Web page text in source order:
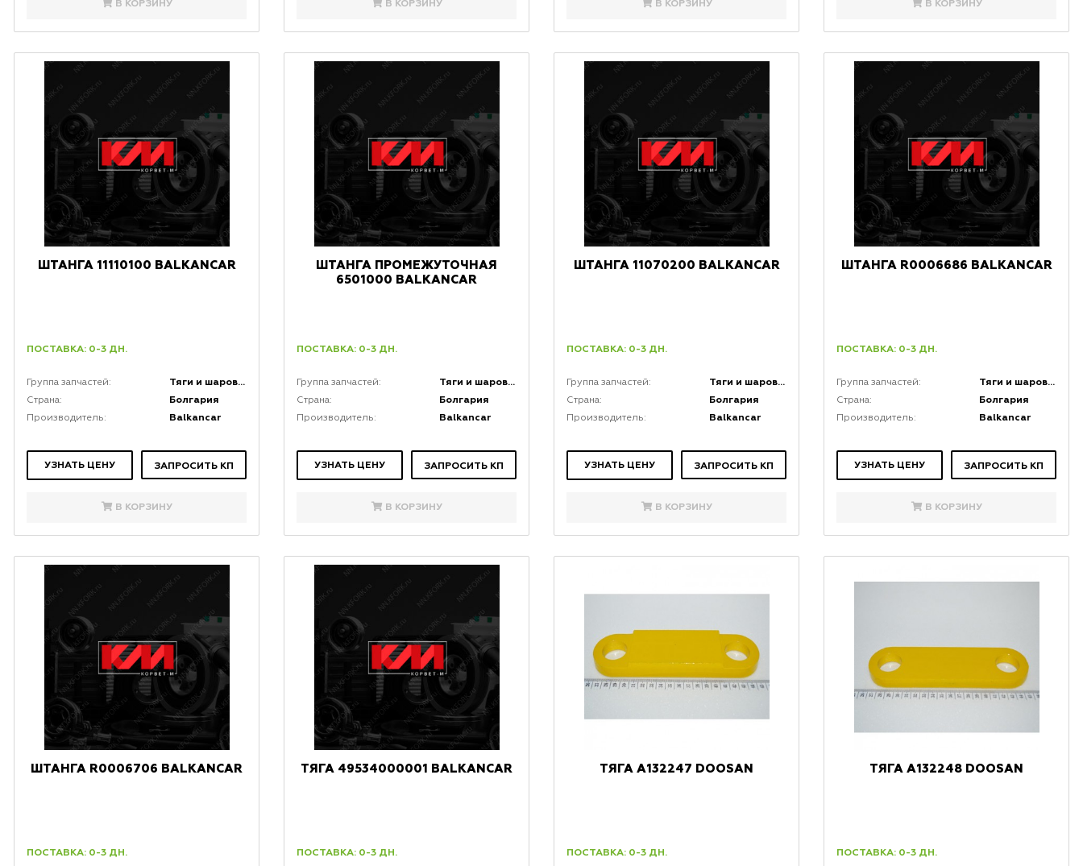
В КОРЗИНУ В КОРЗИНУ В КОРЗИНУ В КОРЗИНУ
ШТАНГА 11110100 BALKANCAR
ПОСТАВКА: 0-3 ДН.
Группа запчастей: Тяги и шаровые соединения
Страна: Болгария
Производитель: Balkancar
УЗНАТЬ ЦЕНУ ЗАПРОСИТЬ КП
В КОРЗИНУ
ШТАНГА ПРОМЕЖУТОЧНАЯ
6501000 BALKANCAR
ПОСТАВКА: 0-3 ДН.
Группа запчастей: Тяги и шаровые соединения
Страна: Болгария
Производитель: Balkancar
УЗНАТЬ ЦЕНУ ЗАПРОСИТЬ КП
В КОРЗИНУ
ШТАНГА 11070200 BALKANCAR
ПОСТАВКА: 0-3 ДН.
Группа запчастей: Тяги и шаровые соединения
Страна: Болгария
Производитель: Balkancar
УЗНАТЬ ЦЕНУ ЗАПРОСИТЬ КП
В КОРЗИНУ
ШТАНГА R0006686 BALKANCAR
ПОСТАВКА: 0-3 ДН.
Группа запчастей: Тяги и шаровые соединения
Страна: Болгария
Производитель: Balkancar
УЗНАТЬ ЦЕНУ ЗАПРОСИТЬ КП
В КОРЗИНУ
ШТАНГА R0006706 BALKANCAR
ПОСТАВКА: 0-3 ДН.
ТЯГА 49534000001 BALKANCAR
ПОСТАВКА: 0-3 ДН.
ТЯГА A132247 DOOSAN
ПОСТАВКА: 0-3 ДН.
ТЯГА A132248 DOOSAN
ПОСТАВКА: 0-3 ДН.